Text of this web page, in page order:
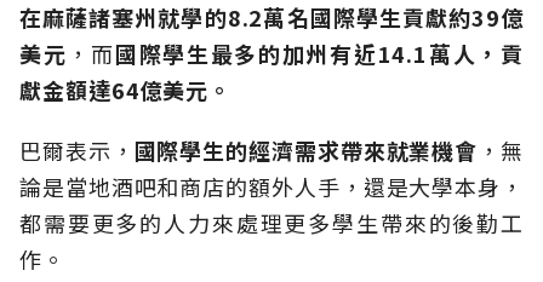
在麻薩諸塞州就學的8.2萬名國際學生貢獻約39億
美元 ，而國際學生最多的加州有近14.1萬人，貢
獻金額達64億美元。
巴爾表示， 國際學生的經濟需求帶來就業機會 ，無
論是當地酒吧和商店的額外人手，還是大學本身，
都需要更多的人力來處理更多學生帶來的後勤工
作。